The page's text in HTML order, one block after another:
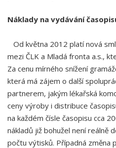
Náklady na vydávání
Od května 2012 platí nová
mezi ČLK a Mladá fronta a.s.,
Za cenu mírného snížení
která má zájem o další
partnerem, jakým lékařská
ceny výroby i distribuce
na každém čísle časopisu cca
nákladů již bohužel není reálně
počtu výtisků. Případná změna